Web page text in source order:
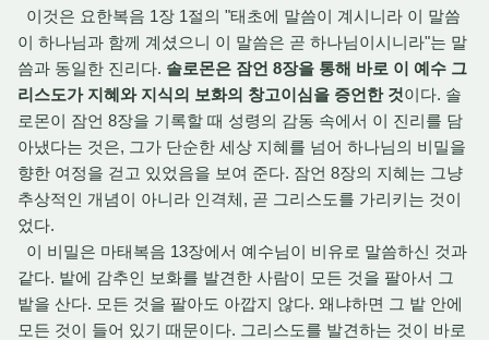
이것은 요한복음 1장 1절의 "태초에 말씀이 계시니라 이 말씀
이 하나님과 함께 계셨으니 이 말씀은 곧 하나님이시니라"는 말
씀과 동일한 진리다. 솔로몬은 잠언 8장을 통해 바로 이 예수 그
리스도가 지혜와 지식의 보화의 창고이심을 증언한 것이다. 솔
로몬이 잠언 8장을 기록할 때 성령의 감동 속에서 이 진리를 담
아냈다는 것은, 그가 단순한 세상 지혜를 넘어 하나님의 비밀을
향한 여정을 걷고 있었음을 보여 준다. 잠언 8장의 지혜는 그냥
추상적인 개념이 아니라 인격체, 곧 그리스도를 가리키는 것이
었다.
이 비밀은 마태복음 13장에서 예수님이 비유로 말씀하신 것과
같다. 밭에 감추인 보화를 발견한 사람이 모든 것을 팔아서 그
밭을 산다. 모든 것을 팔아도 아깝지 않다. 왜냐하면 그 밭 안에
모든 것이 들어 있기 때문이다. 그리스도를 발견하는 것이 바로